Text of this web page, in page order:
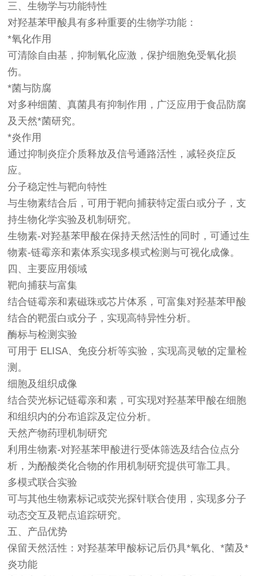
三、生物学与功能特性
对羟基苯甲酸具有多种重要的生物学功能：
*氧化作用
可清除自由基，抑制氧化应激，保护细胞免受氧化损
伤。
*菌与防腐
对多种细菌、真菌具有抑制作用，广泛应用于食品防腐
及天然*菌研究。
*炎作用
通过抑制炎症介质释放及信号通路活性，减轻炎症反
应。
分子稳定性与靶向特性
与生物素结合后，可用于靶向捕获特定蛋白或分子，支
持生物化学实验及机制研究。
生物素-对羟基苯甲酸在保持天然活性的同时，可通过生
物素-链霉亲和素体系实现多模式检测与可视化成像。
四、主要应用领域
靶向捕获与富集
结合链霉亲和素磁珠或芯片体系，可富集对羟基苯甲酸
结合的靶蛋白或分子，实现高特异性分析。
酶标与检测实验
可用于 ELISA、免疫分析等实验，实现高灵敏的定量检
测。
细胞及组织成像
结合荧光标记链霉亲和素，可实现对羟基苯甲酸在细胞
和组织内的分布追踪及定位分析。
天然产物药理机制研究
利用生物素-对羟基苯甲酸进行受体筛选及结合位点分
析，为酚酸类化合物的作用机制研究提供可靠工具。
多模式联合实验
可与其他生物素标记或荧光探针联合使用，实现多分子
动态交互及靶点追踪研究。
五、产品优势
保留天然活性：对羟基苯甲酸标记后仍具*氧化、*菌及*
炎功能